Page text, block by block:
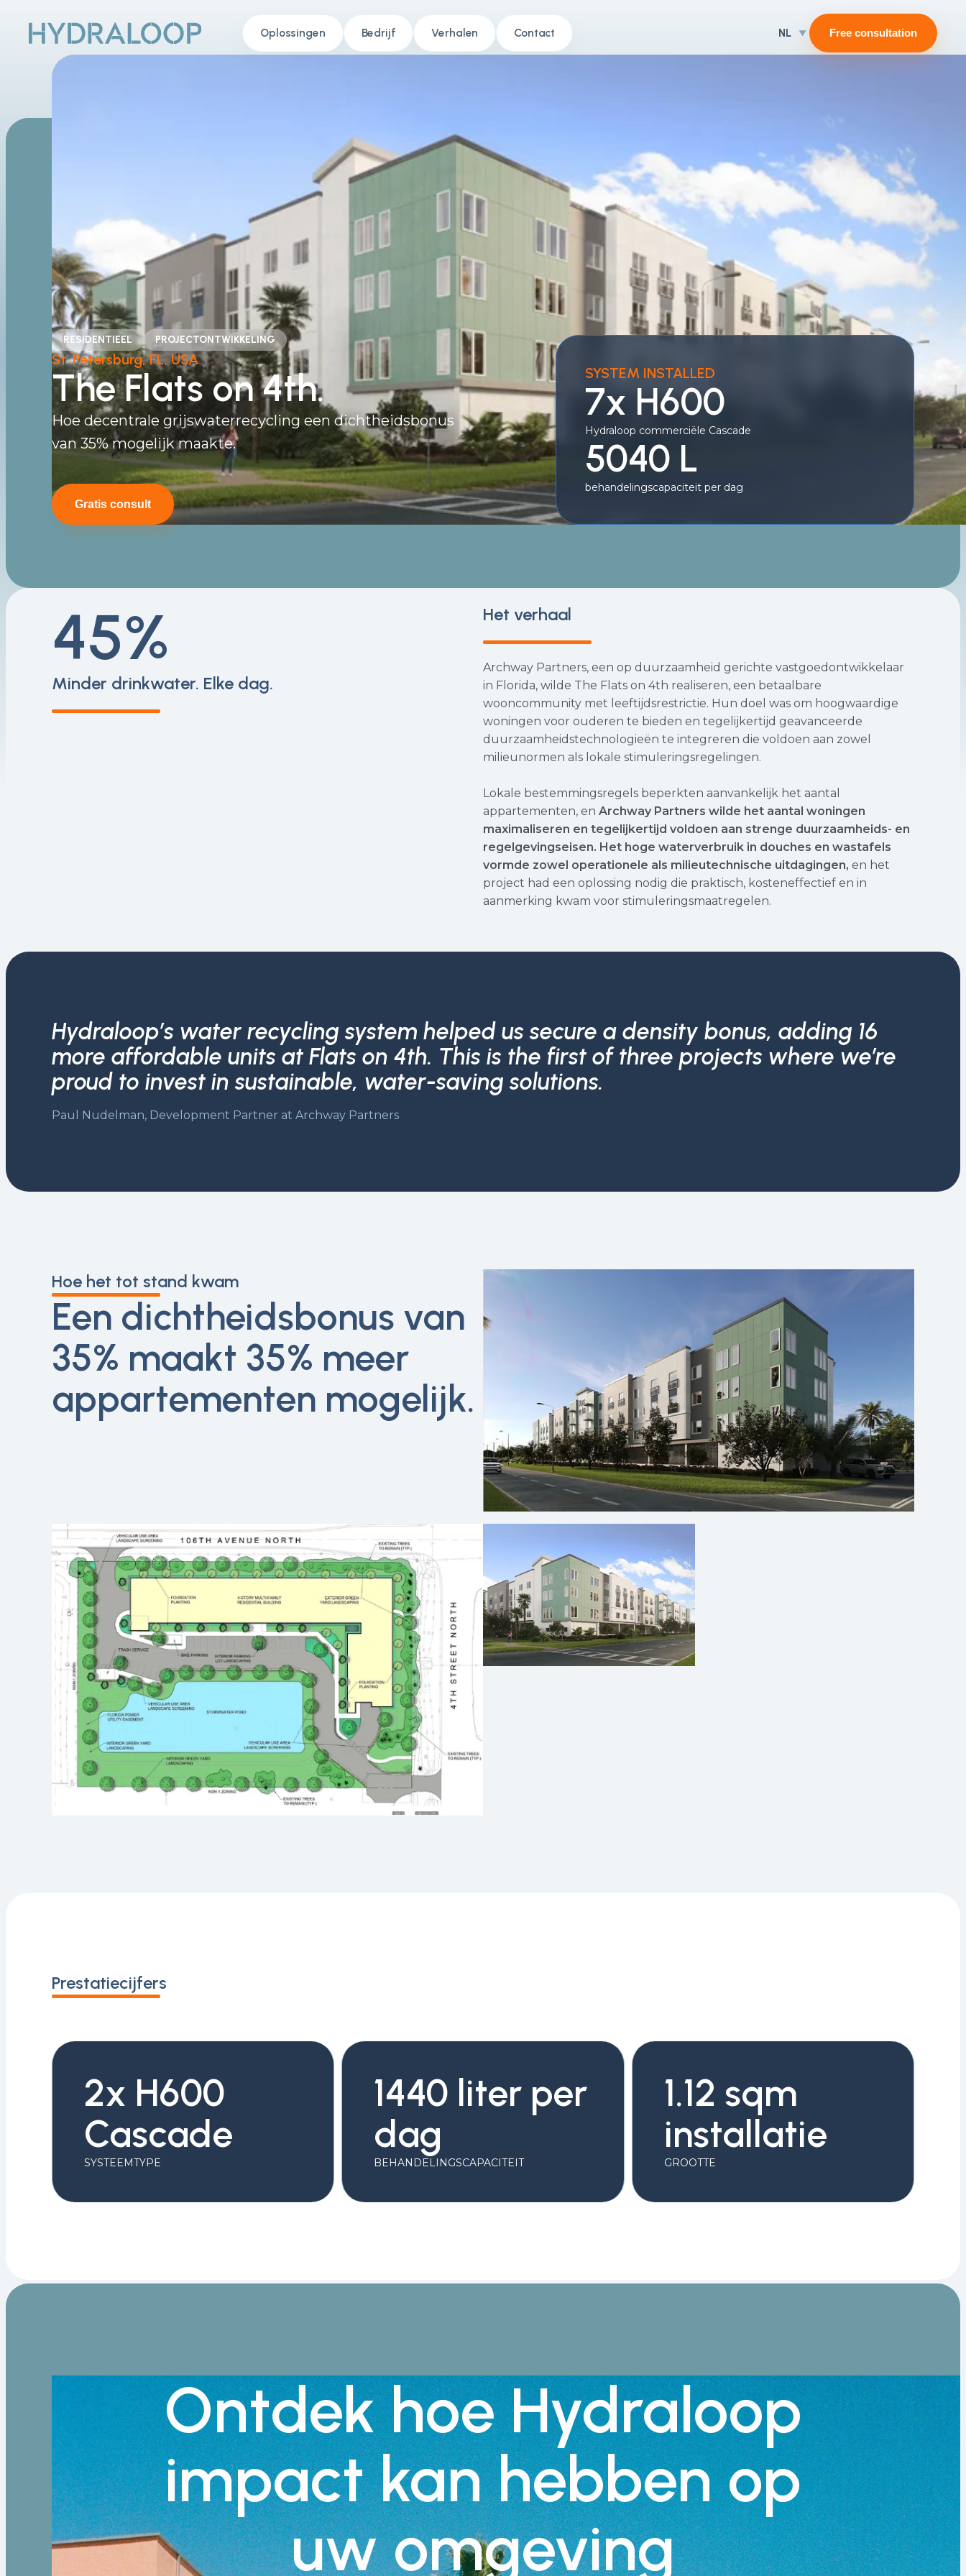
Oplossingen Bedrijf Verhalen Contact NL Free consultation
RESIDENTIEEL PROJECTONTWIKKELING
St. Petersburg, FL, USA
TheFlatson 4th.
Hoe decentrale grijswaterrecycling een dichtheidsbonus
van 35% mogelijk maakte.
SYSTEM INSTALLED
7x H600
Hydraloop commerciële Cascade
5040 L
behandelingscapaciteit per dag
Gratis consult
45%
Minder drinkwater. Elke dag.
Het verhaal
Archway Partners, een op duurzaamheid gerichte vastgoedontwikkelaar
in Florida, wilde The Flats on 4th realiseren, een betaalbare
wooncommunity met leeftijdsrestrictie. Hun doel was om hoogwaardige
woningen voor ouderen te bieden en tegelijkertijd geavanceerde
duurzaamheidstechnologieën te integreren die voldoen aan zowel
milieunormen als lokale stimuleringsregelingen.
Lokale bestemmingsregels beperkten aanvankelijk het aantal
appartementen, en Archway Partners wilde het aantal woningen
maximaliseren en tegelijkertijd voldoen aan strenge duurzaamheids- en
regelgevingseisen. Het hoge waterverbruik in douches en wastafels
vormde zowel operationele als milieutechnische uitdagingen, en het
project had een oplossing nodig die praktisch, kosteneffectief en in
aanmerking kwam voor stimuleringsmaatregelen.
Hydraloop’s water recycling system helped us secure a density bonus, adding 16
more affordable units at Flats on 4th. This is the first of three projects where we’re
proud to invest in sustainable, water-saving solutions.
Paul Nudelman, Development Partner at Archway Partners
Hoe het tot stand kwam
Een dichtheidsbonus van
35% maakt 35% meer
appartementen mogelijk.
Prestatiecijfers
2x H600
Cascade
SYSTEEMTYPE
1440 liter per
dag
BEHANDELINGSCAPACITEIT
1.12 sqm
installatie
GROOTTE
Ontdek hoe Hydraloop
impact kan hebben op
uw omgeving